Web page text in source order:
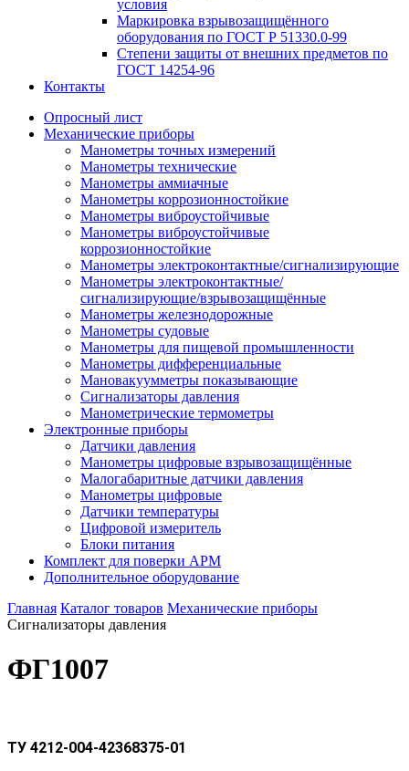
условия
Маркировка взрывозащищённого
оборудования по ГОСТ Р 51330.0-99
Степени защиты от внешних предметов по
ГОСТ 14254-96
Контакты
Опросный лист
Механические приборы
Манометры точных измерений
Манометры технические
Манометры аммиачные
Манометры коррозионностойкие
Манометры виброустойчивые
Манометры виброустойчивые
коррозионностойкие
Манометры электроконтактные/сигнализирующие
Манометры электроконтактные/
сигнализирующие/взрывозащищённые
Манометры железнодорожные
Манометры судовые
Манометры для пищевой промышленности
Манометры дифференциальные
Мановакуумметры показывающие
Сигнализаторы давления
Манометрические термометры
Электронные приборы
Датчики давления
Манометры цифровые взрывозащищённые
Малогабаритные датчики давления
Манометры цифровые
Датчики температуры
Цифровой измеритель
Блоки питания
Комплект для поверки АРМ
Дополнительное оборудование
Главная Каталог товаров Механические приборы
Сигнализаторы давления
ФГ1007
ТУ 4212-004-42368375-01